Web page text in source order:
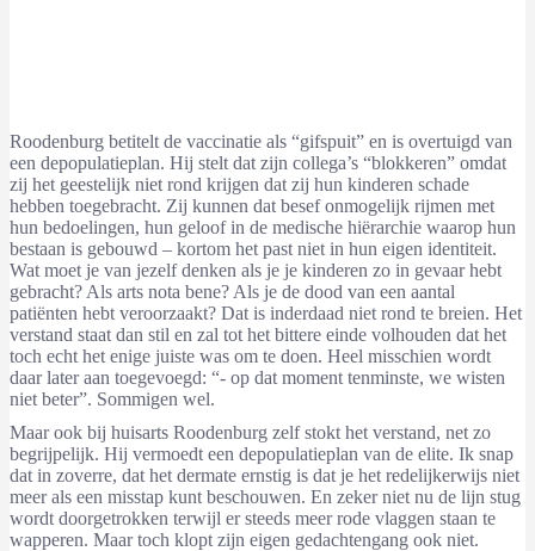
Roodenburg betitelt de vaccinatie als “gifspuit” en is overtuigd van
een depopulatieplan. Hij stelt dat zijn collega’s “blokkeren” omdat
zij het geestelijk niet rond krijgen dat zij hun kinderen schade
hebben toegebracht. Zij kunnen dat besef onmogelijk rijmen met
hun bedoelingen, hun geloof in de medische hiërarchie waarop hun
bestaan is gebouwd – kortom het past niet in hun eigen identiteit.
Wat moet je van jezelf denken als je je kinderen zo in gevaar hebt
gebracht? Als arts nota bene? Als je de dood van een aantal
patiënten hebt veroorzaakt? Dat is inderdaad niet rond te breien. Het
verstand staat dan stil en zal tot het bittere einde volhouden dat het
toch echt het enige juiste was om te doen. Heel misschien wordt
daar later aan toegevoegd: “- op dat moment tenminste, we wisten
niet beter”. Sommigen wel.
Maar ook bij huisarts Roodenburg zelf stokt het verstand, net zo
begrijpelijk. Hij vermoedt een depopulatieplan van de elite. Ik snap
dat in zoverre, dat het dermate ernstig is dat je het redelijkerwijs niet
meer als een misstap kunt beschouwen. En zeker niet nu de lijn stug
wordt doorgetrokken terwijl er steeds meer rode vlaggen staan te
wapperen. Maar toch klopt zijn eigen gedachtengang ook niet.